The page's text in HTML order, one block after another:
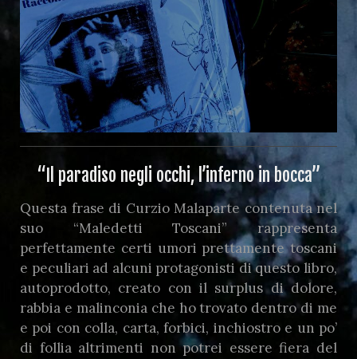
“Il paradiso negli occhi, l’inferno in bocca”
Questa frase di Curzio Malaparte contenuta nel
suo “Maledetti Toscani” rappresenta
perfettamente certi umori prettamente toscani
e peculiari ad alcuni protagonisti di questo libro,
autoprodotto, creato con il surplus di dolore,
rabbia e malinconia che ho trovato dentro di me
e poi con colla, carta, forbici, inchiostro e un po’
di follia altrimenti non potrei essere fiera del